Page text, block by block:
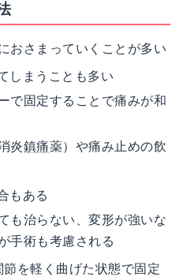
おさまっていくことが多い
しまうことも多い
で固定することで痛みが和
炎鎮痛薬）や痛み止めの飲
もある
も治らない、変形が強いな
手術も考慮される
を軽く曲げた状態で固定